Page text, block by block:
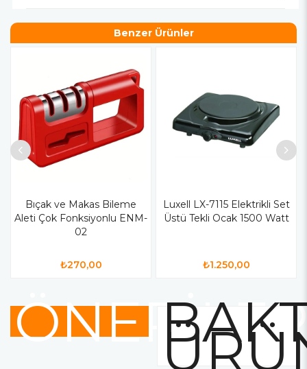
Benzer Ürünler
Bıçak ve Makas Bileme
Aleti Çok Fonksiyonlu ENM-
02
₺270,00
Luxell LX-7115 Elektrikli Set
Üstü Tekli Ocak 1500 Watt
₺1.250,00